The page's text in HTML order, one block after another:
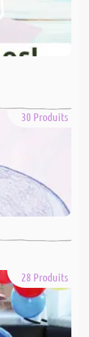
30 Produits
28 Produits